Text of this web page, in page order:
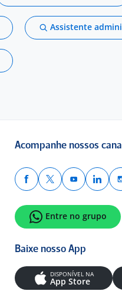
Assistente
Acompanhe nossos
Entre no grupo
Baixe nosso App
DISPONÍVEL NA
App Store